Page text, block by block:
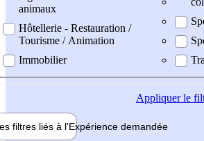
animaux
Hôtellerie - Restauration /
Tourisme / Animation
Immobilier
Appliquerle
filtres liés à l'Expérience demandée